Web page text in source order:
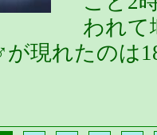
われて
現れたのは